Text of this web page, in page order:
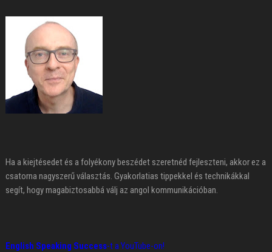
Ha a kiejtésedet és a folyékony beszédet szeretnéd fejleszteni, akkor ez a
csatorna nagyszerű választás. Gyakorlatias tippekkel és technikákkal
segít, hogy magabiztosabbá válj az angol kommunikációban.
English Speaking Success-t a YouTube-on!